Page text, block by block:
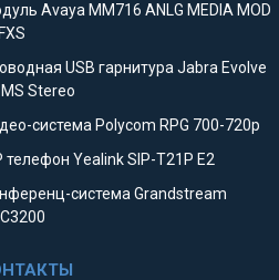
Avaya MM716 ANLG MEDIA MOD
USB гарнитура Jabra Evolve
Stereo
система Polycom RPG 700-720p
телефон Yealink SIP-T21P E2
система Grandstream